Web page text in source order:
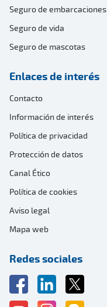
Seguro de embarcaciones
Seguro de vida
Seguro de mascotas
Enlaces de interés
Contacto
Información de interés
Política de privacidad
Protección de datos
Canal Ético
Política de cookies
Aviso legal
Mapa web
Redes sociales